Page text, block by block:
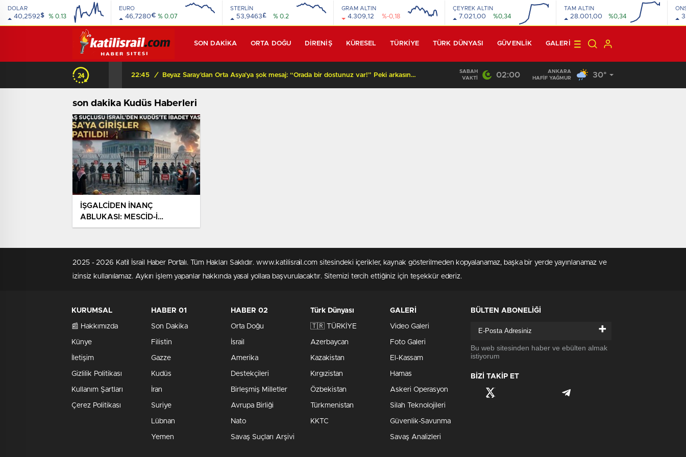
DOLAR
40,2592$ % 0.13
EURO
46,7280€ % 0.07
STERLİN
53,9463£ % 0.2
GRAM ALTIN
4.309,12 %-0,18
ÇEYREK ALTIN
7.021,00 %0,34
TAM ALTIN
28.001,00 %0,34
SON DAKİKA ORTA DOĞU DİRENİŞ KÜRESEL TÜRKİYE TÜRK DÜNYASI GÜVENLİK GALERI
22:45 / Beyaz Saray’dan Orta Asya’ya şok mesaj: “Orada bir dostunuz var!” Peki arkasında ne var? 22:10 /
SABAH
VAKTI
02:00
ANKARA
HAFİF YAĞMUR
30°
son dakika Kudüs Haberleri
İŞGALCİDEN İNANÇ
ABLUKASI: MESCİD-İ
AKSA’YA KİLİT VURULDU!
2025 - 2026 Katil İsrail Haber Portalı. Tüm Hakları Saklıdır. www.katilisrail.com sitesindeki içerikler, kaynak gösterilmeden kopyalanamaz, başka bir yerde yayınlanamaz ve
izinsiz kullanılamaz. Aykırı işlem yapanlar hakkında yasal yollara başvurulacaktır. Sitemizi tercih ettiğiniz için teşekkür ederiz.
KURUMSAL
📰 Hakkımızda
Künye
İletişim
Gizlilik Politikası
Kullanım Şartları
Çerez Politikası
HABER 01
Son Dakika
Filistin
Gazze
Kudüs
İran
Suriye
Lübnan
Yemen
HABER 02
Orta Doğu
İsrail
Amerika
Destekçileri
Birleşmiş Milletler
Avrupa Birliği
Nato
Savaş Suçları Arşivi
Türk Dünyası
🇹🇷 TÜRKİYE
Azerbaycan
Kazakistan
Kırgızistan
Özbekistan
Türkmenistan
KKTC
GALERİ
Video Galeri
Foto Galeri
El-Kassam
Hamas
Askeri Operasyon
Silah Teknolojileri
Güvenlik-Savunma
Savaş Analizleri
BÜLTEN ABONELİĞİ
+
Bu web sitesinden haber ve ebülten almak
istiyorum
BİZİ TAKİP ET